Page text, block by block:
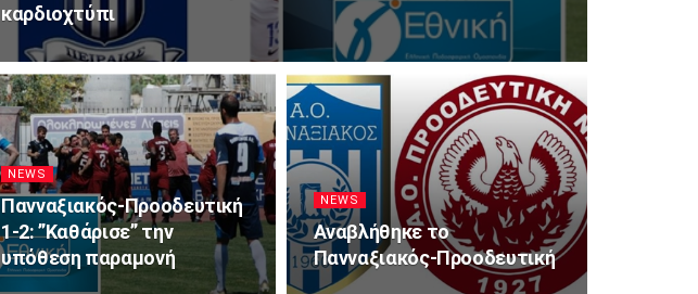
καρδιοχτύπι
NEWS
Πανναξιακός-Προοδευτική
1-2: ”Καθάρισε” την
υπόθεση παραμονή
NEWS
Αναβλήθηκε το
Πανναξιακός-Προοδευτική